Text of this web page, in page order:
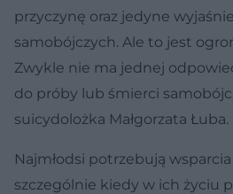
przyczynę oraz jedyne
samobójczych. Ale to jest
Zwykle nie ma jednej
do próby lub śmierci
suicydolożka Małgorzata Łuba.
Najmłodsi potrzebują
szczególnie kiedy w ich życiu